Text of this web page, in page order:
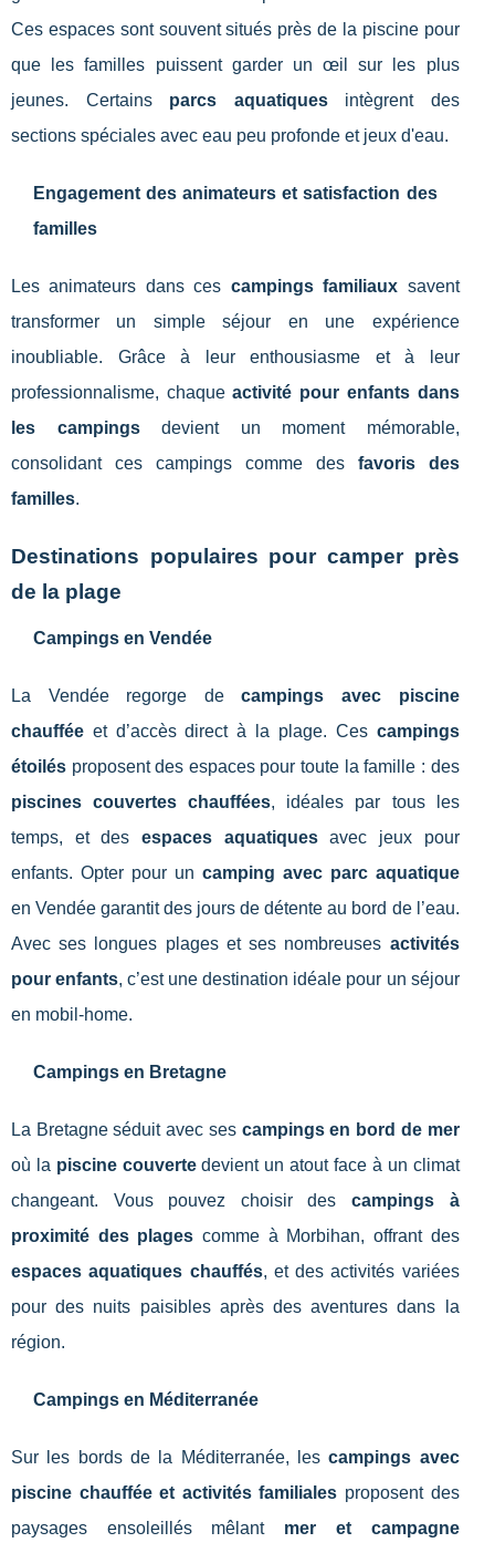
Ces espaces sont souvent situés près de la piscine pour
que les familles puissent garder un œil sur les plus
jeunes. Certains parcs aquatiquesintègrent des
sections spéciales avec eau peu profonde et jeux d'eau.
Engagement des animateurs et satisfaction des
familles
Les animateurs dans ces campings familiaux savent
transformer un simple séjour en une expérience
inoubliable. Grâce à leur enthousiasme et à leur
professionnalisme, chaqueactivité pour enfants dans
les campingsdevient un moment mémorable,
consolidant ces campings comme des favoris des
familles.
Destinations populaires pour camper près
de la plage
Campings en Vendée
La Vendée regorge decampings avec piscine
chauffée et d’accès direct à la plage. Ces campings
étoilés proposent des espaces pour toute la famille : des
piscines couvertes chauffées, idéales par tous les
temps, et des espaces aquatiquesavec jeux pour
enfants. Opter pour un camping avec parc aquatique
en Vendée garantit des jours de détente au bord de l’eau.
Avec ses longues plages et ses nombreuses activités
pour enfants, c’est une destination idéale pour un séjour
en mobil-home.
Campings en Bretagne
La Bretagne séduit avec ses campings en bord de mer
où la piscine couvertedevient un atout face à un climat
changeant. Vous pouvez choisir des campings à
proximité des plages comme à Morbihan, offrant des
espaces aquatiques chauffés, et des activités variées
pour des nuits paisibles après des aventures dans la
région.
Campings en Méditerranée
Sur les bords de la Méditerranée, lescampings avec
piscine chauffée et activités familiales proposent des
paysages ensoleillés mêlant mer et campagne